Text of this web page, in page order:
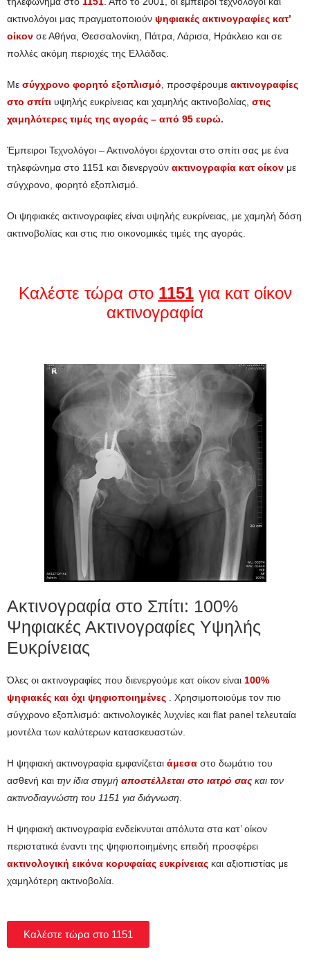
ακτινολόγοι μας πραγματοποιούν ψηφιακές ακτινογραφίες κατ’
οίκον σε Αθήνα, Θεσσαλονίκη, Πάτρα, Λάρισα, Ηράκλειο και σε
πολλές ακόμη περιοχές της Ελλάδας.
Με σύγχρονο φορητό εξοπλισμό, προσφέρουμε ακτινογραφίες
στο σπίτι υψηλής ευκρίνειας και χαμηλής ακτινοβολίας, στις
χαμηλότερες τιμές της αγοράς – από 95 ευρώ.
Έμπειροι Τεχνολόγοι – Ακτινολόγοι έρχονται στο σπίτι σας με ένα
τηλεφώνημα στο 1151 και διενεργούν ακτινογραφία κατ οίκον με
σύγχρονο, φορητό εξοπλισμό.
Οι ψηφιακές ακτινογραφίες είναι υψηλής ευκρίνειας, με χαμηλή δόση
ακτινοβολίας και στις πιο οικονομικές τιμές της αγοράς.
Καλέστε τώρα στο 1151για κατ οίκον
ακτινογραφία
Ακτινογραφία στο Σπίτι: 100%
Ψηφιακές Ακτινογραφίες Υψηλής
Ευκρίνειας
Όλες οι ακτινογραφίες που διενεργούμε κατ οίκον είναι 100%
ψηφιακές και όχι ψηφιοποιημένες . Χρησιμοποιούμε τον πιο
σύγχρονο εξοπλισμό: ακτινολογικές λυχνίες και flat panel τελευταία
μοντέλα των καλύτερων κατασκευαστών.
Η ψηφιακή ακτινογραφία εμφανίζεται άμεσα στο δωμάτιο του
ασθενή και την ίδια στιγμή αποστέλλεται στο ιατρό σαςκαι τον
ακτινοδιαγνώστη του 1151 για διάγνωση.
Η ψηφιακή ακτινογραφία ενδείκνυται απόλυτα στα κατ’ οίκον
περιστατικά έναντι της ψηφιοποιημένης επειδή προσφέρει
ακτινολογική εικόνα κορυφαίας ευκρίνειας και αξιοπιστίας με
χαμηλότερη ακτινοβολία.
Καλέστε τώρα στο 1151